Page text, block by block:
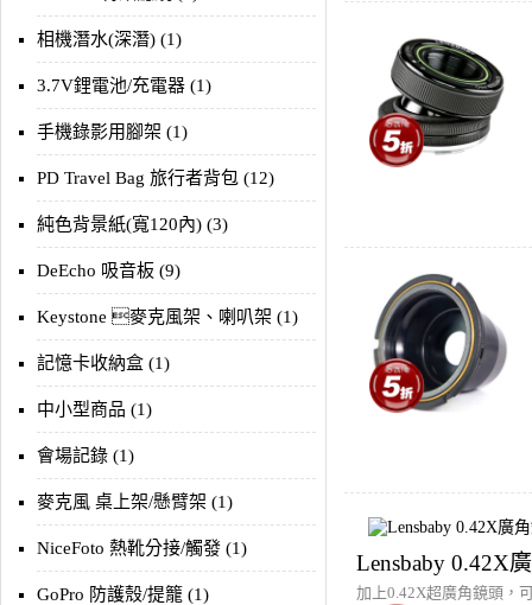
相機潛水(深潛) (1)
3.7V鋰電池/充電器 (1)
手機錄影用腳架 (1)
PD Travel Bag 旅行者背包 (12)
純色背景紙(寬120內) (3)
DeEcho 吸音板 (9)
Keystone 麥克風架、喇叭架 (1)
記憶卡收納盒 (1)
中小型商品 (1)
會場記錄 (1)
麥克風 桌上架/懸臂架 (1)
NiceFoto 熱靴分接/觸發 (1)
GoPro 防護殼/提籠 (1)
Lensbaby 0.42X
加上0.42X超廣角鏡頭，